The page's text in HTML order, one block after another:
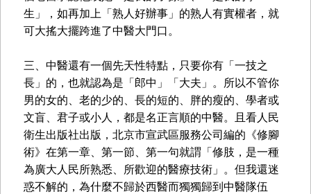
生」，如再加上「熟人好辦事」的熟人有實權者，就
可大搖大擺跨進了中醫大門口。
三、中醫還有一個先天性特點，只要你有「一技之
長」的，也就認為是「郎中」「大夫」。所以不管你
男的女的、老的少的、長的短的、胖的瘦的、學者或
文盲、君子或小人，都是名正言順的中醫。且看人民
衛生出版社出版，北京市宣武區服務公司編的《修腳
術》在第一章、第一節、第一句就謂「修肢，是一種
為廣大人民所熟悉、所歡迎的醫療技術」。但我還迷
惑不解的，為什麼不歸於西醫而獨獨歸到中醫隊伍